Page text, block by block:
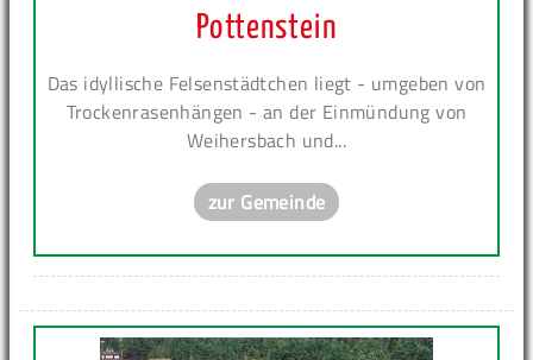
Pottenstein
Das idyllische Felsenstädtchen liegt - umgeben von
Trockenrasenhängen - an der Einmündung von
Weihersbach und...
zur Gemeinde